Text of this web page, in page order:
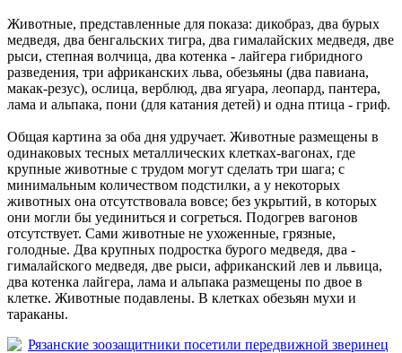
Животные, представленные для показа: дикобраз, два бурых
медведя, два бенгальских тигра, два гималайских медведя, две
рыси, степная волчица, два котенка - лайгера гибридного
разведения, три африканских льва, обезьяны (два павиана,
макак-резус), ослица, верблюд, два ягуара, леопард, пантера,
лама и альпака, пони (для катания детей) и одна птица - гриф.
Общая картина за оба дня удручает. Животные размещены в
одинаковых тесных металлических клетках-вагонах, где
крупные животные с трудом могут сделать три шага; с
минимальным количеством подстилки, а у некоторых
животных она отсутствовала вовсе; без укрытий, в которых
они могли бы уединиться и согреться. Подогрев вагонов
отсутствует. Сами животные не ухоженные, грязные,
голодные. Два крупных подростка бурого медведя, два -
гималайского медведя, две рыси, африканский лев и львица,
два котенка лайгера, лама и альпака размещены по двое в
клетке. Животные подавлены. В клетках обезьян мухи и
тараканы.